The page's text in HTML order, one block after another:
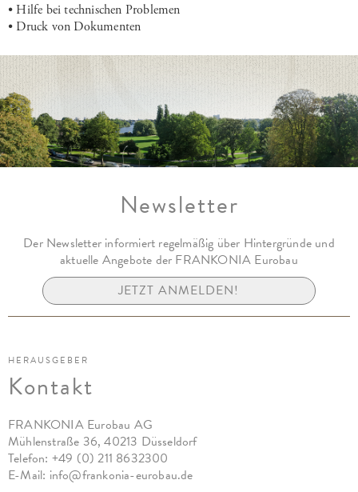
• Hilfe bei technischen Problemen
• Druck von Dokumenten
Newsletter
Der Newsletter informiert regelmäßig über Hintergründe und
aktuelle Angebote der FRANKONIA Eurobau
JETZT ANMELDEN!
HERAUSGEBER
Kontakt
FRANKONIA Eurobau AG
Mühlenstraße 36, 40213 Düsseldorf
Telefon: +49 (0) 211 8632300
E-Mail: info@frankonia-eurobau.de